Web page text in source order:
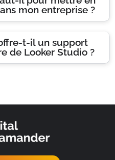
mon entreprise ?
t-il un support
de Looker Studio ?